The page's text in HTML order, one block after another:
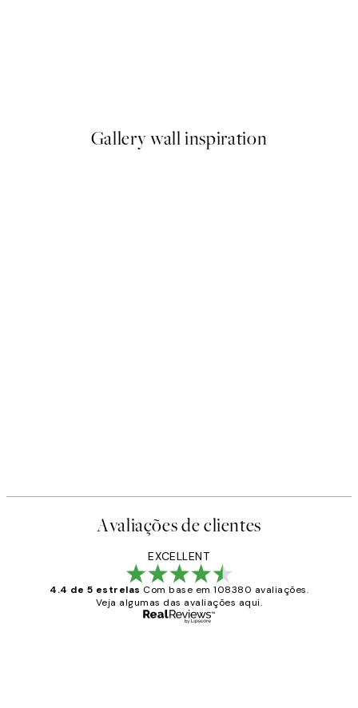
Gallery wall inspiration
Avaliações de clientes
EXCELLENT
4.4 de 5 estrelas Com base em 108380 avaliações.
Veja algumas das avaliações aqui.